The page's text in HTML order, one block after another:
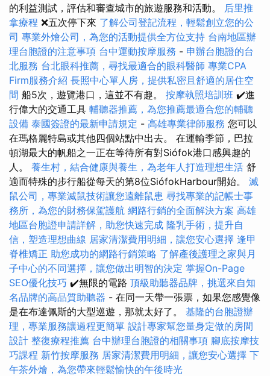
的利益測試，評估和審查城市的旅遊服務和活動。 后里推
拿療程 ❌五次停下來 了解公司登記流程，輕鬆創立您的公
司 專業外燴公司，為您的活動提供全方位支持 台南地區辦
理台胞證的注意事項 台中運動按摩服務 - 申辦台胞證的台
北服務 台北眼科推薦，尋找最適合的眼科醫師 專業CPA
Firm服務介紹 長照中心單人房，提供私密且舒適的居住空
間 船5次，遊覽港口，這並不有趣。 按摩執照培訓班 ✔️進
行偉大的交通工具 輔聽器推薦，為您推薦最適合您的輔聽
設備 泰國簽證的最新申請規定 - 高雄專業律師服務 您可以
在瑪格麗特島或其他四個站點中出去。 在運輸季節，巴拉
頓湖最大的帆船之一正在等待所有對Siófok港口感興趣的
人。 養生村，結合健康與養生，為老年人打造理想生活 舒
適而特殊的步行船從每天的第8位SiófokHarbour開始。 滅
鼠公司，專業滅鼠技術讓您遠離鼠患 尋找專業的記帳士事
務所，為您的財務保駕護航 網路行銷的全面解決方案 高雄
地區台胞證申請詳解，助您快速完成 隆乳手術，提升自
信，塑造理想曲線 居家清潔費用明細，讓您安心選擇 逢甲
脊椎矯正 助您成功的網路行銷策略 了解產後護理之家與月
子中心的不同選擇，讓您做出明智的決定 掌握On-Page
SEO優化技巧 ✔️無限的電路 頂級助聽器品牌，挑選來自知
名品牌的高品質助聽器 - 在同一天帶一張票，如果您感覺像
是在布達佩斯的大型巡遊，那就太好了。 基隆的台胞證辦
理，專業服務讓過程更簡單 設計專家幫您量身定做的房間
設計 整復療程推薦 台中辦理台胞證的相關事項 腳底按摩技
巧課程 新竹按摩服務 居家清潔費用明細，讓您安心選擇 下
午茶外燴，為您帶來輕鬆愉快的午後時光